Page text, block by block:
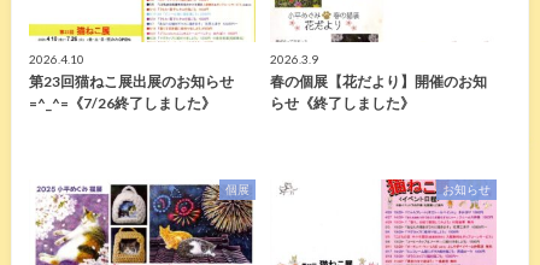
2026.4.10
第23回猫ねこ展出展のお知らせ
=^_^=《7/26終了しました》
2026.3.9
春の個展【花だより】開催のお知
らせ《終了しました》
個展 お知らせ